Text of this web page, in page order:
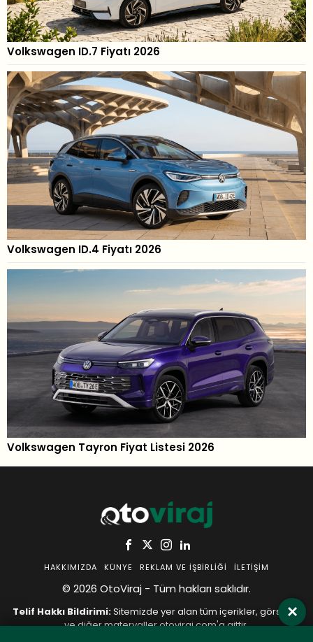
Volkswagen ID.7 Fiyatı 2026
Volkswagen ID.4 Fiyatı 2026
Volkswagen Tayron Fiyat Listesi 2026
HAKKIMIZDA KÜNYE REKLAM VE İŞBIRLIĞI İLETIŞIM
© 2026 OtoViraj - Tüm hakları saklıdır.
Telif Hakkı Bildirimi:Sitemizde yer alan tüm içerikler, görseller
ve diğer materyaller otoviraj.com'a aittir.
×